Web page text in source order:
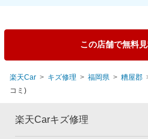
この店舗で無料
楽天Car キズ修理 福岡県 糟屋郡
コミ)
楽天Carキズ修理